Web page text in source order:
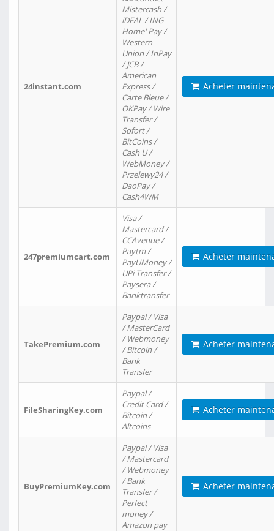
24instant.com
Mistercash /
iDEAL / ING
Home' Pay /
Western
Union / InPay
/ JCB /
American
Express /
Carte Bleue /
OKPay / Wire
Transfer /
Sofort /
BitCoins /
Cash U /
WebMoney /
Przelewy24 /
DaoPay /
Cash4WM
Acheter
247premiumcart.com
Visa /
Mastercard /
CCAvenue /
Paytm /
PayUMoney /
UPi Transfer /
Paysera /
Banktransfer
Acheter
TakePremium.com
Paypal / Visa
/ MasterCard
/ Webmoney
/ Bitcoin /
Bank
Transfer
Acheter
FileSharingKey.com
Paypal /
Credit Card /
Bitcoin /
Altcoins
Acheter
BuyPremiumKey.com
Paypal / Visa
/ Mastercard
/ Webmoney
/ Bank
Transfer /
Perfect
money /
Amazon pay
Acheter